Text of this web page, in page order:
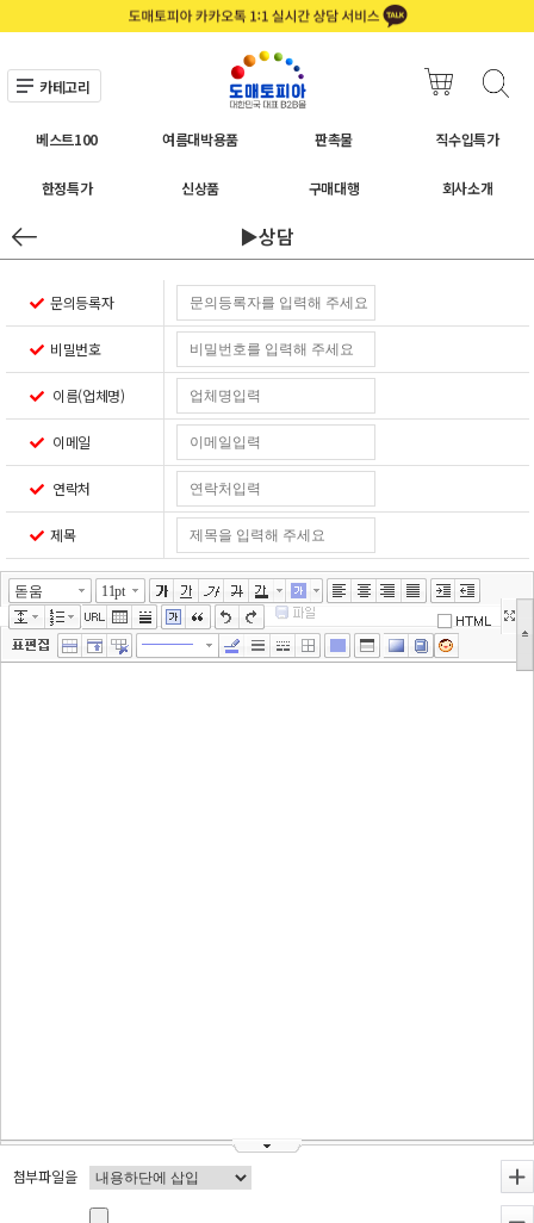
카테고리
베스트100 여름대박용품 판촉물 직수입특가
한정특가 신상품 구매대행 회사소개
▶상담
문의등록자
비밀번호
이름(업체명)
이메일
연락처
제목
돋움 11pt
첨부파일을